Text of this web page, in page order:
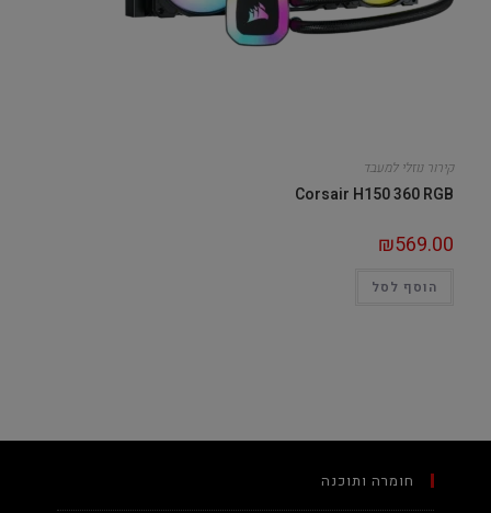
קירור נוזלי למעבד
Corsair H150 360 RGB
₪569.00
הוסף לסל
חומרה ותוכנה